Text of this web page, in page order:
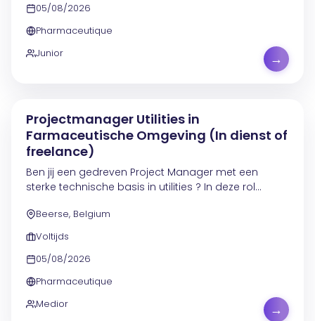
05/08/2026
Pharmaceutique
Junior
→
Projectmanager Utilities in
Farmaceutische Omgeving (In dienst of
freelance)
Ben jij een gedreven Project Manager met een
sterke technische basis in utilities ? In deze rol
tot Z binnen een gereguleerde omgeving en lever
je...
Beerse, Belgium
Voltijds
05/08/2026
Pharmaceutique
Medior
→